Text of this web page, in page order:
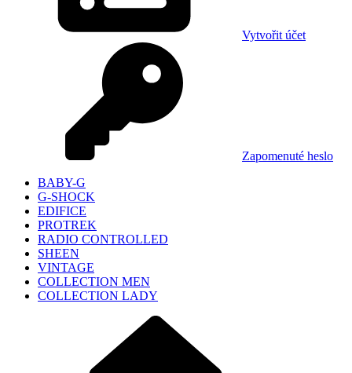
Vytvořit účet
Zapomenuté heslo
BABY-G
G-SHOCK
EDIFICE
PROTREK
RADIO CONTROLLED
SHEEN
VINTAGE
COLLECTION MEN
COLLECTION LADY